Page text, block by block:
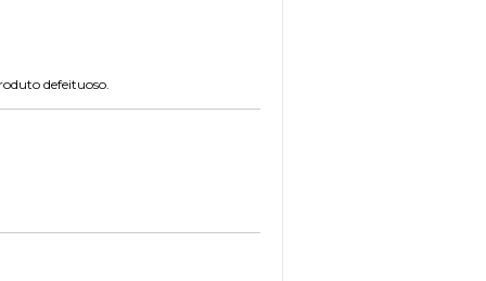
defeituoso.